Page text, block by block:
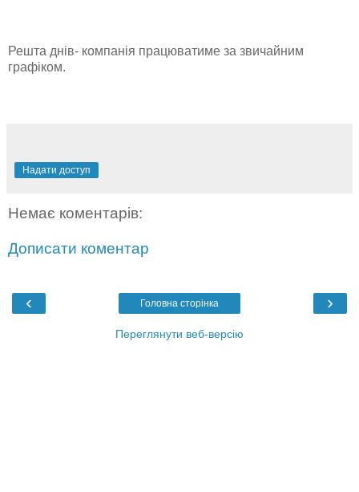
Решта днів- компанія працюватиме за звичайним
графіком.
Надати доступ
Немає коментарів:
Дописати коментар
‹ ›
Головна сторінка
Переглянути веб-версію